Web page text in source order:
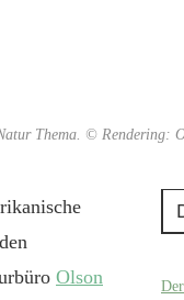
Thema. © Rendering:
Olson